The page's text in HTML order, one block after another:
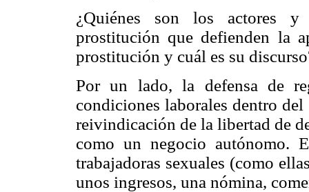
¿Quiénes son los actores y
prostitución que defienden la
prostitución y cuál es su
Por un lado, la defensa de
condiciones laborales dentro
reivindicación de la libertad de
como un negocio autónomo.
trabajadoras sexuales (como
unos ingresos, una nómina,